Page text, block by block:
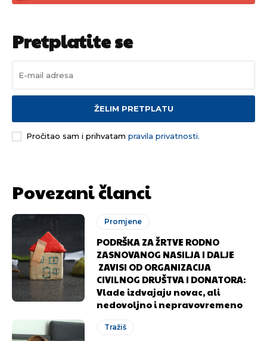
Pretplatite se
ŽELIM PRETPLATU
Pročitao sam i prihvatam pravila privatnosti.
Povezani članci
Promjene
PODRŠKA ZA ŽRTVE RODNO
ZASNOVANOG NASILJA I DALJE
ZAVISI OD ORGANIZACIJA
CIVILNOG DRUŠTVA I DONATORA:
Vlade izdvajaju novac, ali
nedovoljno i nepravovremeno
Tražiš